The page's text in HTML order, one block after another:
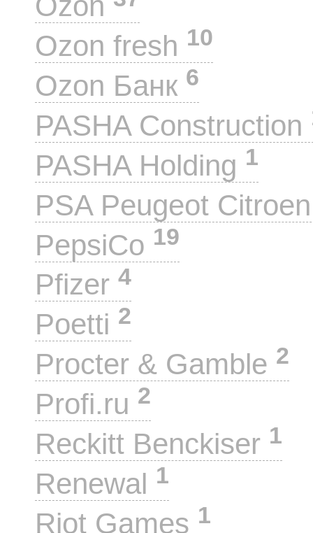
Ozon fresh 10
Ozon Банк 6
PASHA Construction
PASHA Holding 1
PSA Peugeot
PepsiCo 19
Pfizer 4
Poetti 2
Procter & Gamble 2
Profi.ru 2
Reckitt Benckiser 1
Renewal 1
Riot Games 1